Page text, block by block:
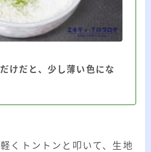
けだと、少し薄い色にな
くトントンと叩いて、生地